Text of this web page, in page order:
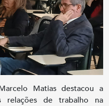
Matias destacou a
relações de trabalho na